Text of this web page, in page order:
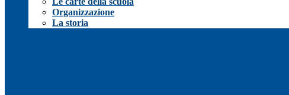
Organizzazione
La storia